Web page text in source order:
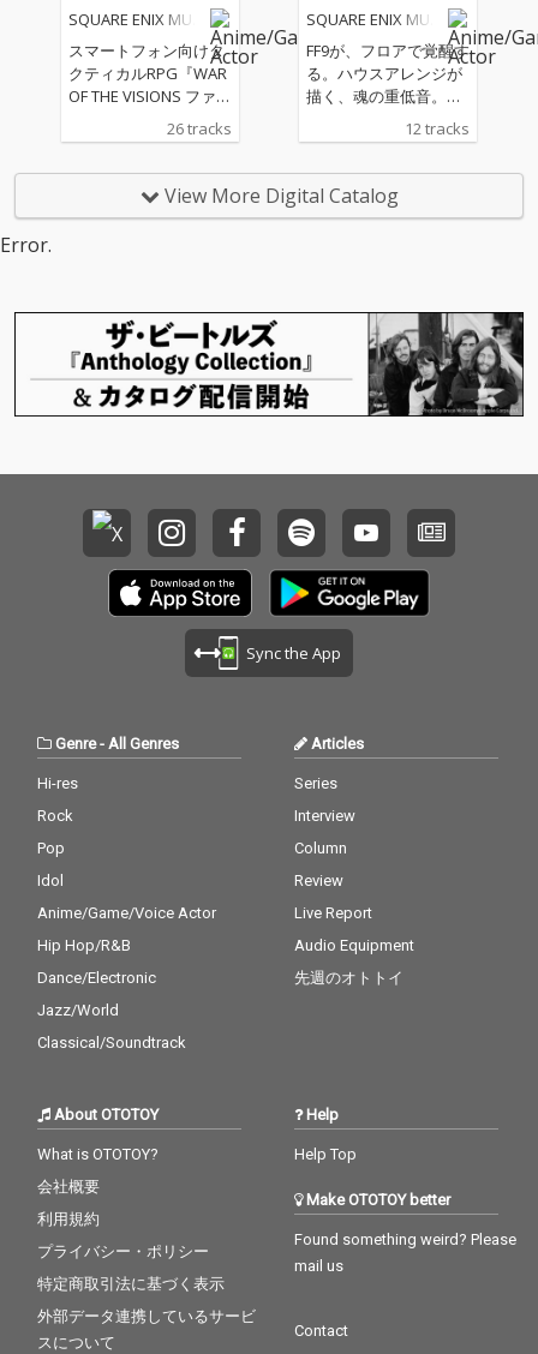
たビートで構築された
全12曲が、あの日の音
楽の記憶を、鮮やかな
フロア・サウンドへと
くも新しい、極上の追
stian Dinh Gulino/ DJ S
A/ Andreas Saag/ タカ
ラダ ミチノブ/ Ai Kaki
hira/ Chocoholic/ Terr
y McGowan
XVIUS Original Soundt
rack Vol. 2
SQUARE ENIX MUSI
スマートフォン向けタ
クティカルRPG『WAR
OF THE VISIONS ファイ
ナルファンタジー ブレ
イブエクスヴィアス 幻
曲を収録。近藤 世真
氏、都丸 椋太氏、藤田
楽曲で構成しました。
壮麗なオーケストラが
奏でる戦記から、運命
に翻弄されるキャラク
ターたちの心情を描く
シリーズの重厚な世界
観を深化させる、至高
の音楽体験をぜひお楽
しみください。
26 tracks
SQUARE ENIX MUSI
FF9が、フロアで覚醒す
る。ハウスアレンジが
描く、魂の重低音。
「生きる」という意味
を問い直した、あの旅
くも力強いメロディ
を、ディープハウスの
ろ」まで。全12曲の洗
練されたビートが、鮮
やかに脈打つフロア・
サウンドへと昇華させ
ます。あの日、あの世
ージック。 参加アーテ
ィスト：SEQUENCE/Lo
nely Boy/DJ Synthesiz
er/Kai Saruwatari/And
reas Saag/Giom/Terry
McGowan/Christian Di
Chocoholic/Haioka/Pa
12 tracks
View More Digital Catalog
Error.
Sync the App
Genre- All Genres
Hi-res
Rock
Pop
Idol
Anime/Game/Voice Actor
Hip Hop/R&B
Dance/Electronic
Jazz/World
Classical/Soundtrack
Articles
Series
Interview
Column
Review
Live Report
Audio Equipment
先週のオトトイ
About OTOTOY
What is OTOTOY?
会社概要
利用規約
プライバシー・ポリシー
特定商取引法に基づく表示
外部データ連携しているサービ
スについて
Help
Help Top
Make OTOTOY better
Found something weird? Please
mail us
Contact